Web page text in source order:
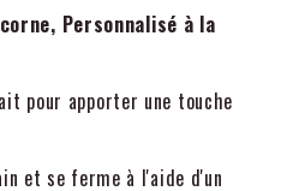
Personnalisé à la
pour apporter une touche
et se ferme à l'aide d'un